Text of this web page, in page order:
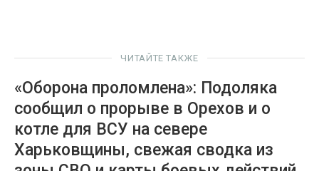
ЧИТАЙТЕ ТАКЖЕ
«Оборона проломлена»: Подоляка
сообщил о прорыве в Орехов и о
котле для ВСУ на севере
Харьковщины, свежая сводка из